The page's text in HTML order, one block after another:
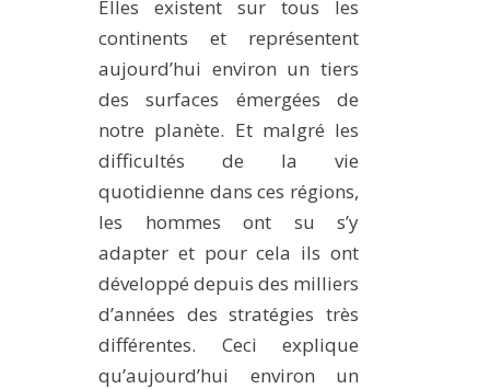
Elles existent sur tous les
continents et représentent
aujourd’hui environ un tiers
des surfaces émergées de
notre planète. Et malgré les
difficultés de la vie
quotidienne dans ces régions,
les hommes ont su s’y
adapter et pour cela ils ont
développé depuis des milliers
d’années des stratégies très
différentes. Ceci explique
qu’aujourd’hui environ un